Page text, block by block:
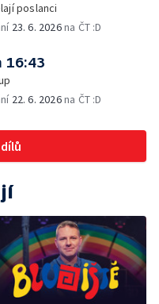
poslanci
23. 6. 2026na ČT :D
16:43
22. 6. 2026na ČT :D